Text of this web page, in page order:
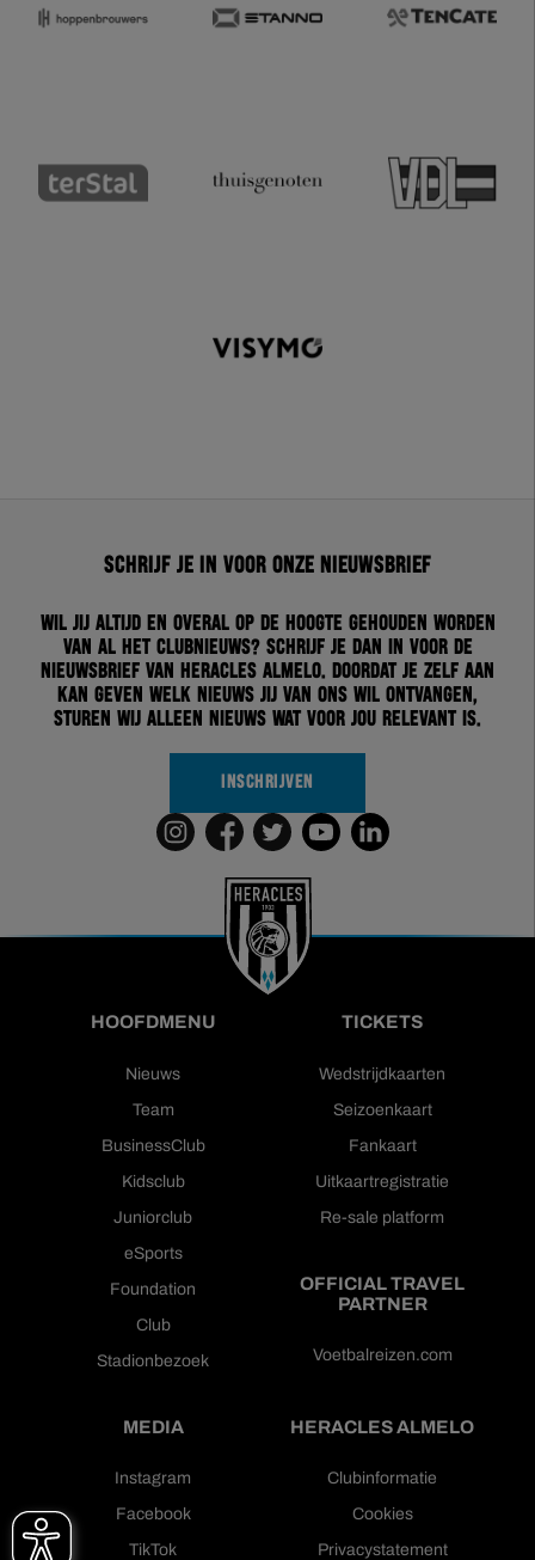
Schrijf je in voor onze nieuwsbrief
Wil jij altijd en overal op de hoogte gehouden worden
van al het clubnieuws? Schrijf je dan in voor de
nieuwsbrief van Heracles Almelo. Doordat je zelf aan
kan geven welk nieuws jij van ons wil ontvangen,
sturen wij alleen nieuws wat voor jou relevant is.
INSCHRIJVEN
HOOFDMENU
Nieuws
Team
BusinessClub
Kidsclub
Juniorclub
eSports
Foundation
Club
Stadionbezoek
TICKETS
Wedstrijdkaarten
Seizoenkaart
Fankaart
Uitkaartregistratie
Re-sale platform
OFFICIAL TRAVEL
PARTNER
Voetbalreizen.com
MEDIA
Instagram
Facebook
TikTok
HERACLES ALMELO
Clubinformatie
Cookies
Privacystatement